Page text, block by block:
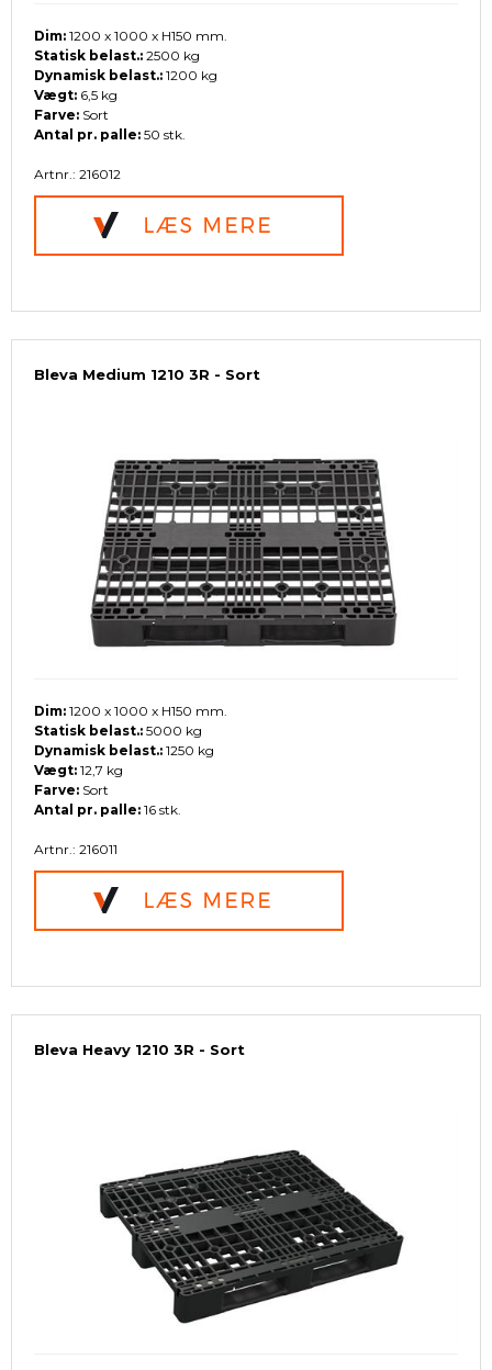
Dim: 1200 x 1000 x H150 mm.
Statisk belast.: 2500 kg
Dynamisk belast.: 1200 kg
Vægt: 6,5 kg
Farve: Sort
Antal pr. palle: 50 stk.
Artnr.: 216012
Bleva Medium 1210 3R - Sort
Dim: 1200 x 1000 x H150 mm.
Statisk belast.: 5000 kg
Dynamisk belast.: 1250 kg
Vægt: 12,7 kg
Farve: Sort
Antal pr. palle: 16 stk.
Artnr.: 216011
Bleva Heavy 1210 3R - Sort